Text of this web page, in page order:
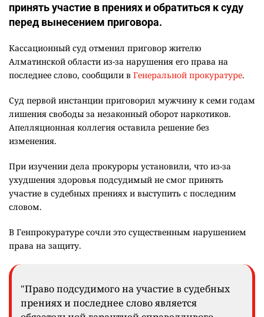
принять участие в прениях и обратиться к суду
перед вынесением приговора.
Кассационный суд отменил приговор жителю
Алматинской области из-за нарушения его права на
последнее слово, сообщили в Генеральной прокуратуре.
Суд первой инстанции приговорил мужчину к семи годам
лишения свободы за незаконный оборот наркотиков.
Апелляционная коллегия оставила решение без
изменения.
При изучении дела прокуроры установили, что из-за
ухудшения здоровья подсудимый не смог принять
участие в судебных прениях и выступить с последним
словом.
В Генпрокуратуре сочли это существенным нарушением
права на защиту.
"Право подсудимого на участие в судебных
прениях и последнее слово является